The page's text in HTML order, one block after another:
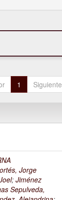
1 Siguiente
Jorge
;Jiménez
Sepulveda,